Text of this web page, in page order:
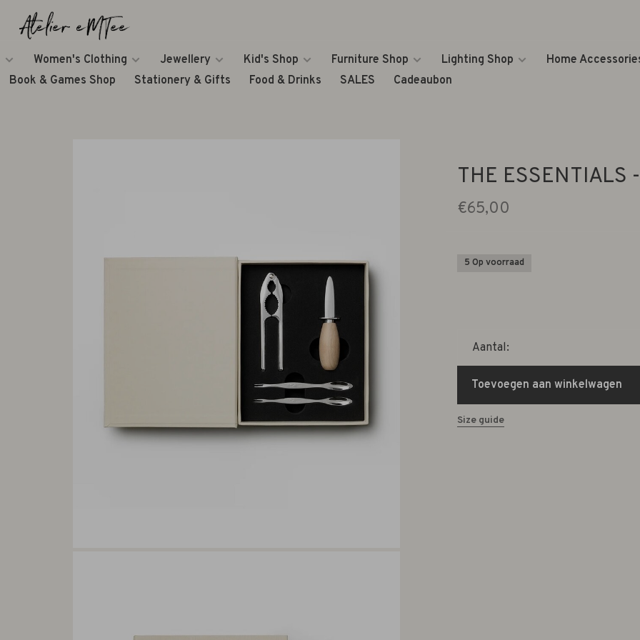
Women's Clothing Jewellery Kid's Shop Furniture Shop Lighting Shop
Home
Book & Games Shop
Stationery & Gifts Food & Drinks SALES Cadeaubon
THE ESSENTIALS
€65,00
5 Op voorraad
Aantal:
Toevoegen aan winkelwagen
Size guide